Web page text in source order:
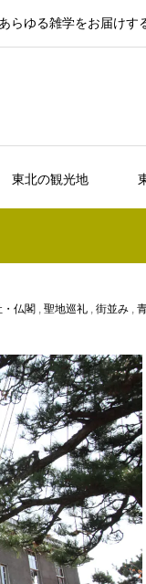
ゆる雑学をお届けす
東北の観光地
・仏閣 , 聖地巡礼 , 街並み ,